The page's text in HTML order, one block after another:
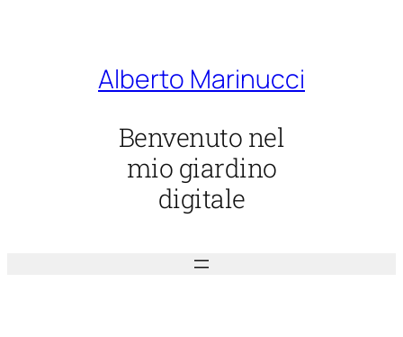
Alberto Marinucci
Benvenuto nel
mio giardino
digitale